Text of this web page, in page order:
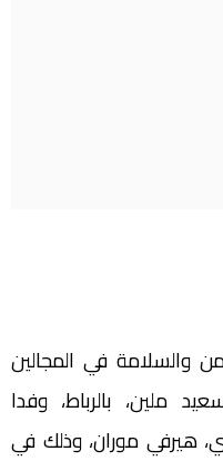
والسلامة في المجالين
ملين، بالرباط، وفدا
هيرفي موران، وذلك في